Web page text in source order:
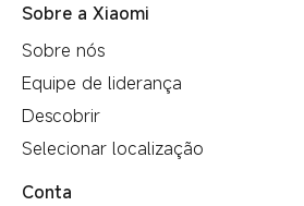
Sobre a Xiaomi
Sobre nós
Equipe de liderança
Descobrir
Selecionar localização
Conta